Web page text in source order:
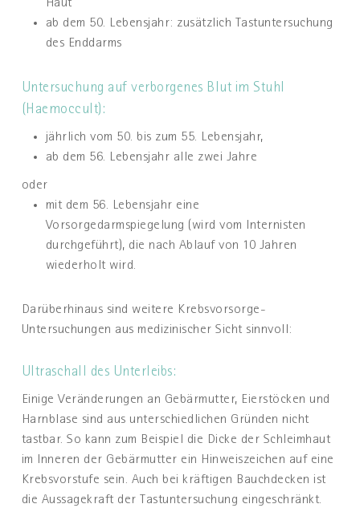
Haut
ab dem 50. Lebensjahr: zusätzlich Tastuntersuchung
des Enddarms
Untersuchung auf verborgenes Blut im Stuhl
(Haemoccult):
jährlich vom 50. bis zum 55. Lebensjahr,
ab dem 56. Lebensjahr alle zwei Jahre
oder
mit dem 56. Lebensjahr eine
Vorsorgedarmspiegelung (wird vom Internisten
durchgeführt), die nach Ablauf von 10 Jahren
wiederholt wird.
Darüberhinaus sind weitere Krebsvorsorge-
Untersuchungen aus medizinischer Sicht sinnvoll:
Ultraschall des Unterleibs:
Einige Veränderungen an Gebärmutter, Eierstöcken und
Harnblase sind aus unterschiedlichen Gründen nicht
tastbar. So kann zum Beispiel die Dicke der Schleimhaut
im Inneren der Gebärmutter ein Hinweiszeichen auf eine
Krebsvorstufe sein. Auch bei kräftigen Bauchdecken ist
die Aussagekraft der Tastuntersuchung eingeschränkt.